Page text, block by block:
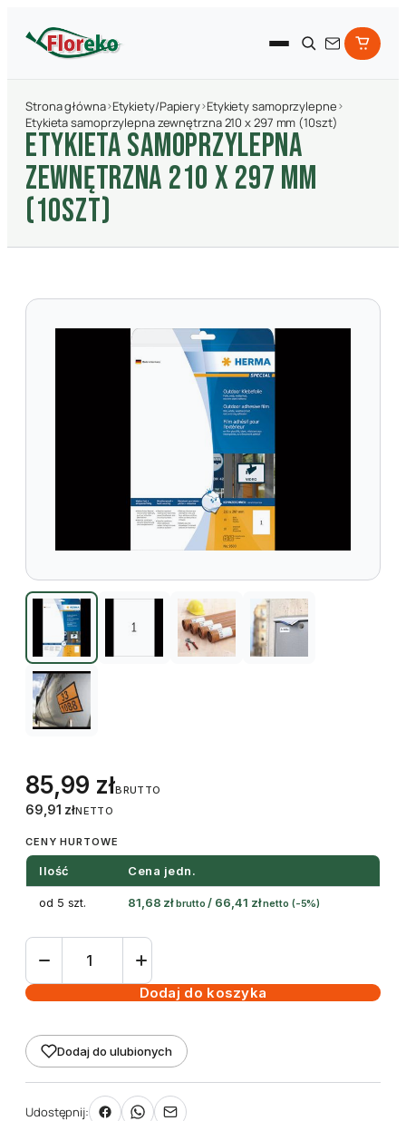
Strona główna›Etykiety/Papiery›Etykiety samoprzylepne›
Etykieta samoprzylepna zewnętrzna 210 x 297 mm (10szt)
ETYKIETA SAMOPRZYLEPNA
ZEWNęTRZNA 210 X 297 MM
(10SZT)
85,99 złBRUTTO
69,91 złNETTO
CENY HURTOWE
Ilość Cena jedn.
od 5 szt. 81,68 zł brutto / 66,41 zł netto (-5%)
ilość
samoprzylepna
210
x
297
mm
Dodaj do koszyka
Dodaj do ulubionych
Udostępnij: